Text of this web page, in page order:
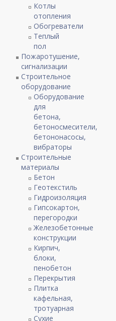
Котлы
отопления
Обогреватели
Теплый
пол
Пожаротушение,
сигнализации
Строительное
оборудование
Оборудование
для
бетона,
бетоносмесители,
бетононасосы,
вибраторы
Строительные
материалы
Бетон
Геотекстиль
Гидроизоляция
Гипсокартон,
перегородки
Железобетонные
конструкции
Кирпич,
блоки,
пенобетон
Перекрытия
Плитка
кафельная,
тротуарная
Сухие